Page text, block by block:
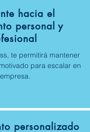
hacia el
personal y
te permitirá mantener
para escalar en
personalizado